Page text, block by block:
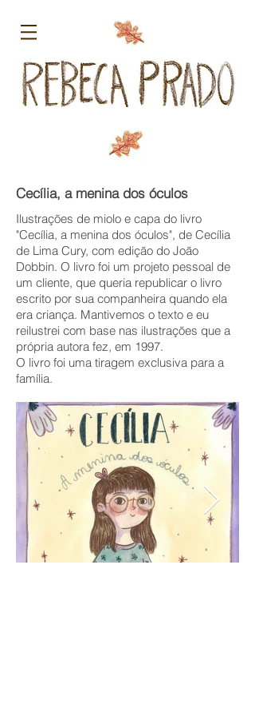
Cecília, a menina dos óculos
Ilustrações de miolo e capa do livro
"Cecília, a menina dos óculos", de Cecília
de Lima Cury, com edição do João
Dobbin. O livro foi um projeto pessoal de
um cliente, que queria republicar o livro
escrito por sua companheira quando ela
era criança. Mantivemos o texto e eu
reilustrei com base nas ilustrações que a
própria autora fez, em 1997.
O livro foi uma tiragem exclusiva para a
família.